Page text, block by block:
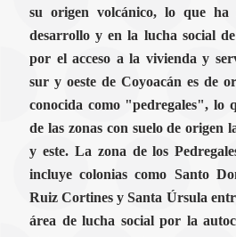
su origen volcánico, lo que
desarrollo y en la lucha social
por el acceso a la vivienda y
sur y oeste de Coyoacán es de
conocida como "pedregales", lo
de las zonas con suelo de origen
y este. La zona de los
incluye colonias como Santo
Ruiz Cortines y Santa Úrsula
área de lucha social por la